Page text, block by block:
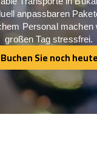
anpassbaren
Personal machen
großen Tag stressfrei.
Buchen Sie noch heute
Buchen Sie noch